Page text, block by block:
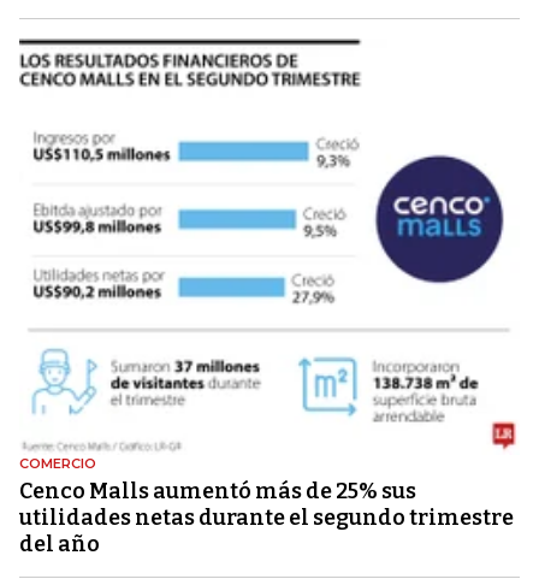
COMERCIO
Cenco Malls aumentó más de 25% sus
utilidades netas durante el segundo trimestre
del año